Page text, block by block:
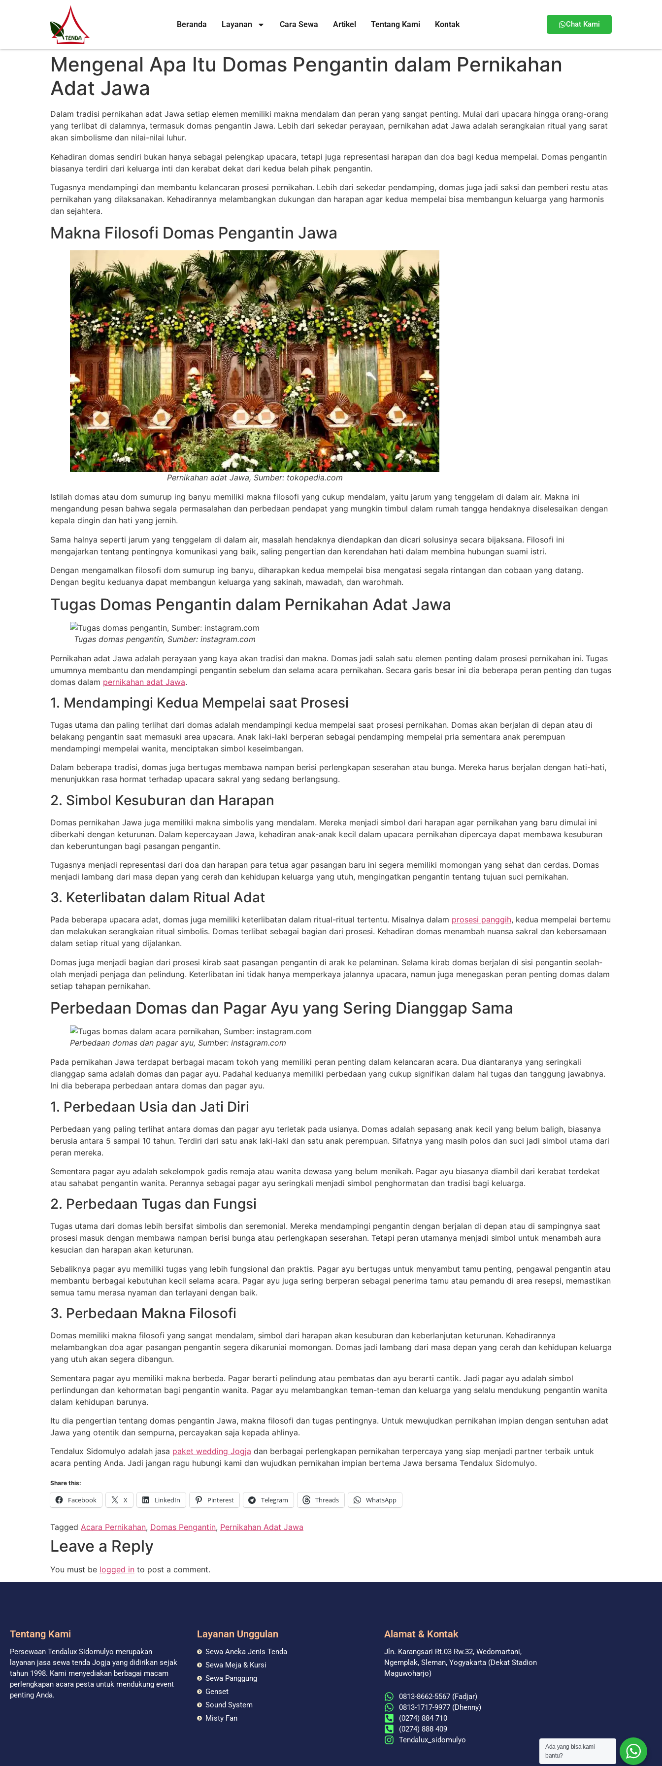
Beranda Layanan Cara Sewa Artikel Tentang Kami Kontak Chat Kami
Mengenal Apa Itu Domas Pengantin dalam Pernikahan
Adat Jawa
Dalam tradisi pernikahan adat Jawa setiap elemen memiliki makna mendalam dan peran yang sangat penting. Mulai dari upacara hingga orang-orang
yang terlibat di dalamnya, termasuk domas pengantin Jawa. Lebih dari sekedar perayaan, pernikahan adat Jawa adalah serangkaian ritual yang sarat
akan simbolisme dan nilai-nilai luhur.
Kehadiran domas sendiri bukan hanya sebagai pelengkap upacara, tetapi juga representasi harapan dan doa bagi kedua mempelai. Domas pengantin
biasanya terdiri dari keluarga inti dan kerabat dekat dari kedua belah pihak pengantin.
Tugasnya mendampingi dan membantu kelancaran prosesi pernikahan. Lebih dari sekedar pendamping, domas juga jadi saksi dan pemberi restu atas
pernikahan yang dilaksanakan. Kehadirannya melambangkan dukungan dan harapan agar kedua mempelai bisa membangun keluarga yang harmonis
dan sejahtera.
Makna Filosofi Domas Pengantin Jawa
Pernikahan adat Jawa, Sumber: tokopedia.com
Istilah domas atau dom sumurup ing banyu memiliki makna filosofi yang cukup mendalam, yaitu jarum yang tenggelam di dalam air. Makna ini
mengandung pesan bahwa segala permasalahan dan perbedaan pendapat yang mungkin timbul dalam rumah tangga hendaknya diselesaikan dengan
kepala dingin dan hati yang jernih.
Sama halnya seperti jarum yang tenggelam di dalam air, masalah hendaknya diendapkan dan dicari solusinya secara bijaksana. Filosofi ini
mengajarkan tentang pentingnya komunikasi yang baik, saling pengertian dan kerendahan hati dalam membina hubungan suami istri.
Dengan mengamalkan filosofi dom sumurup ing banyu, diharapkan kedua mempelai bisa mengatasi segala rintangan dan cobaan yang datang.
Dengan begitu keduanya dapat membangun keluarga yang sakinah, mawadah, dan warohmah.
Tugas Domas Pengantin dalam Pernikahan Adat Jawa
Tugas domas pengantin, Sumber: instagram.com
Pernikahan adat Jawa adalah perayaan yang kaya akan tradisi dan makna. Domas jadi salah satu elemen penting dalam prosesi pernikahan ini. Tugas
umumnya membantu dan mendampingi pengantin sebelum dan selama acara pernikahan. Secara garis besar ini dia beberapa peran penting dan tugas
domas dalam pernikahan adat Jawa.
1. Mendampingi Kedua Mempelai saat Prosesi
Tugas utama dan paling terlihat dari domas adalah mendampingi kedua mempelai saat prosesi pernikahan. Domas akan berjalan di depan atau di
belakang pengantin saat memasuki area upacara. Anak laki-laki berperan sebagai pendamping mempelai pria sementara anak perempuan
mendampingi mempelai wanita, menciptakan simbol keseimbangan.
Dalam beberapa tradisi, domas juga bertugas membawa nampan berisi perlengkapan seserahan atau bunga. Mereka harus berjalan dengan hati-hati,
menunjukkan rasa hormat terhadap upacara sakral yang sedang berlangsung.
2. Simbol Kesuburan dan Harapan
Domas pernikahan Jawa juga memiliki makna simbolis yang mendalam. Mereka menjadi simbol dari harapan agar pernikahan yang baru dimulai ini
diberkahi dengan keturunan. Dalam kepercayaan Jawa, kehadiran anak-anak kecil dalam upacara pernikahan dipercaya dapat membawa kesuburan
dan keberuntungan bagi pasangan pengantin.
Tugasnya menjadi representasi dari doa dan harapan para tetua agar pasangan baru ini segera memiliki momongan yang sehat dan cerdas. Domas
menjadi lambang dari masa depan yang cerah dan kehidupan keluarga yang utuh, mengingatkan pengantin tentang tujuan suci pernikahan.
3. Keterlibatan dalam Ritual Adat
Pada beberapa upacara adat, domas juga memiliki keterlibatan dalam ritual-ritual tertentu. Misalnya dalam prosesi panggih, kedua mempelai bertemu
dan melakukan serangkaian ritual simbolis. Domas terlibat sebagai bagian dari prosesi. Kehadiran domas menambah nuansa sakral dan kebersamaan
dalam setiap ritual yang dijalankan.
Domas juga menjadi bagian dari prosesi kirab saat pasangan pengantin di arak ke pelaminan. Selama kirab domas berjalan di sisi pengantin seolah-
olah menjadi penjaga dan pelindung. Keterlibatan ini tidak hanya memperkaya jalannya upacara, namun juga menegaskan peran penting domas dalam
setiap tahapan pernikahan.
Perbedaan Domas dan Pagar Ayu yang Sering Dianggap Sama
Perbedaan domas dan pagar ayu, Sumber: instagram.com
Pada pernikahan Jawa terdapat berbagai macam tokoh yang memiliki peran penting dalam kelancaran acara. Dua diantaranya yang seringkali
dianggap sama adalah domas dan pagar ayu. Padahal keduanya memiliki perbedaan yang cukup signifikan dalam hal tugas dan tanggung jawabnya.
Ini dia beberapa perbedaan antara domas dan pagar ayu.
1. Perbedaan Usia dan Jati Diri
Perbedaan yang paling terlihat antara domas dan pagar ayu terletak pada usianya. Domas adalah sepasang anak kecil yang belum baligh, biasanya
berusia antara 5 sampai 10 tahun. Terdiri dari satu anak laki-laki dan satu anak perempuan. Sifatnya yang masih polos dan suci jadi simbol utama dari
peran mereka.
Sementara pagar ayu adalah sekelompok gadis remaja atau wanita dewasa yang belum menikah. Pagar ayu biasanya diambil dari kerabat terdekat
atau sahabat pengantin wanita. Perannya sebagai pagar ayu seringkali menjadi simbol penghormatan dan tradisi bagi keluarga.
2. Perbedaan Tugas dan Fungsi
Tugas utama dari domas lebih bersifat simbolis dan seremonial. Mereka mendampingi pengantin dengan berjalan di depan atau di sampingnya saat
prosesi masuk dengan membawa nampan berisi bunga atau perlengkapan seserahan. Tetapi peran utamanya menjadi simbol untuk menambah aura
kesucian dan harapan akan keturunan.
Sebaliknya pagar ayu memiliki tugas yang lebih fungsional dan praktis. Pagar ayu bertugas untuk menyambut tamu penting, pengawal pengantin atau
membantu berbagai kebutuhan kecil selama acara. Pagar ayu juga sering berperan sebagai penerima tamu atau pemandu di area resepsi, memastikan
semua tamu merasa nyaman dan terlayani dengan baik.
3. Perbedaan Makna Filosofi
Domas memiliki makna filosofi yang sangat mendalam, simbol dari harapan akan kesuburan dan keberlanjutan keturunan. Kehadirannya
melambangkan doa agar pasangan pengantin segera dikaruniai momongan. Domas jadi lambang dari masa depan yang cerah dan kehidupan keluarga
yang utuh akan segera dibangun.
Sementara pagar ayu memiliki makna berbeda. Pagar berarti pelindung atau pembatas dan ayu berarti cantik. Jadi pagar ayu adalah simbol
perlindungan dan kehormatan bagi pengantin wanita. Pagar ayu melambangkan teman-teman dan keluarga yang selalu mendukung pengantin wanita
dalam kehidupan barunya.
Itu dia pengertian tentang domas pengantin Jawa, makna filosofi dan tugas pentingnya. Untuk mewujudkan pernikahan impian dengan sentuhan adat
Jawa yang otentik dan sempurna, percayakan saja kepada ahlinya.
Tendalux Sidomulyo adalah jasa paket wedding Jogja dan berbagai perlengkapan pernikahan terpercaya yang siap menjadi partner terbaik untuk
acara penting Anda. Jadi jangan ragu hubungi kami dan wujudkan pernikahan impian bertema Jawa bersama Tendalux Sidomulyo.
Share this:
Facebook X LinkedIn Pinterest Telegram Threads WhatsApp
Tagged Acara Pernikahan, Domas Pengantin, Pernikahan Adat Jawa
Leave a Reply
You must be logged in to post a comment.
Tentang Kami
Persewaan Tendalux Sidomulyo merupakan
layanan jasa sewa tenda Jogja yang didirikan sejak
tahun 1998. Kami menyediakan berbagai macam
perlengkapan acara pesta untuk mendukung event
penting Anda.
Layanan Unggulan
Sewa Aneka Jenis Tenda
Sewa Meja & Kursi
Sewa Panggung
Genset
Sound System
Misty Fan
Alamat & Kontak
Jln. Karangsari Rt.03 Rw.32, Wedomartani,
Ngemplak, Sleman, Yogyakarta (Dekat Stadion
Maguwoharjo)
0813-8662-5567 (Fadjar)
0813-1717-9977 (Dhenny)
(0274) 884 710
(0274) 888 409
Tendalux_sidomulyo
Ada yang bisa kami
bantu?